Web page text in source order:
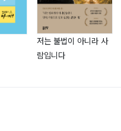
저는 불법이 아니라 사
람입니다